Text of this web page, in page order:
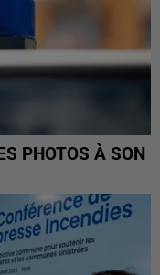
PHOTOS À SON